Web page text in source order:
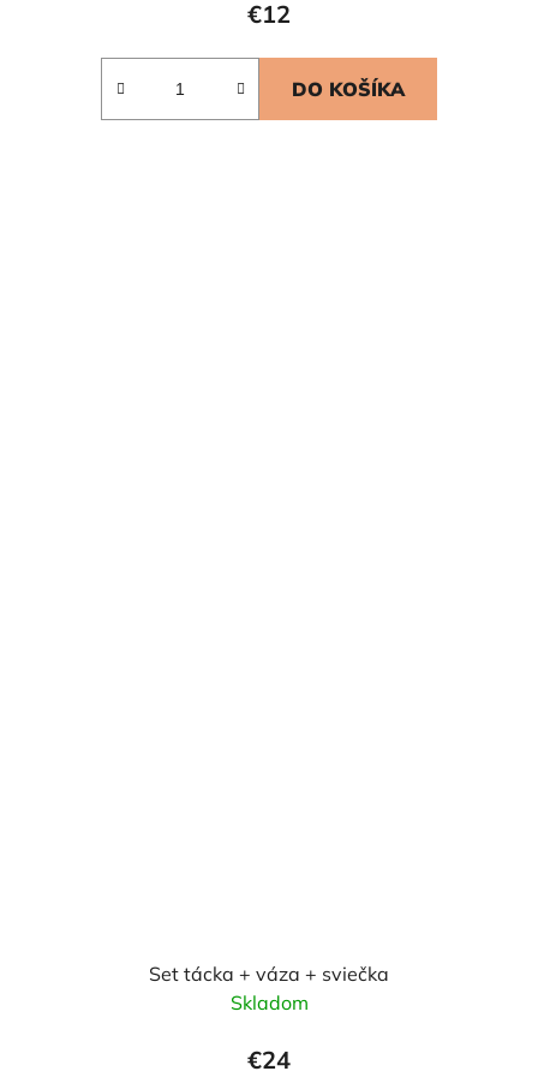
€12
DO KOŠÍKA
Set tácka + váza + sviečka
Skladom
€24